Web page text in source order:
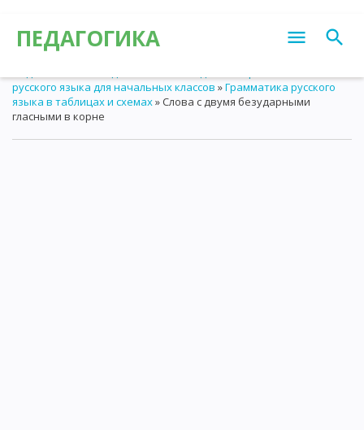
ПЕДАГОГИКА
русского языка для начальных классов »Грамматика русского
языка в таблицах и схемах» Слова с двумя безударными
гласными в корне